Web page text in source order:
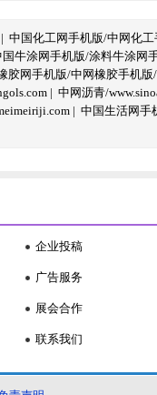
| 中国化工网手机版/中网化工
国牛涂网手机版/涂料牛涂网
胶网手机版/中网橡胶手机版
| 中网沥青/
| 中国生活网手
企业投稿
广告服务
展会合作
联系我们